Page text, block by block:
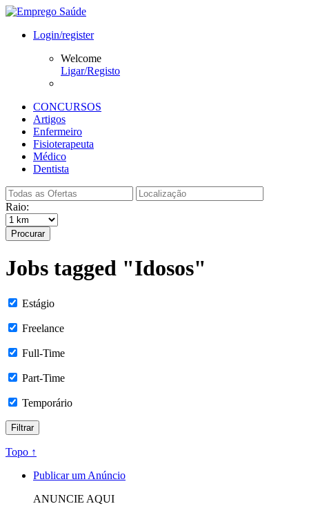
Login/register
Welcome
Ligar/Registo
CONCURSOS
Artigos
Enfermeiro
Fisioterapeuta
Médico
Dentista
Raio:
Procurar
Jobs tagged "Idosos"
Estágio
Freelance
Full-Time
Part-Time
Temporário
Topo ↑
Publicar um Anúncio
ANUNCIE AQUI